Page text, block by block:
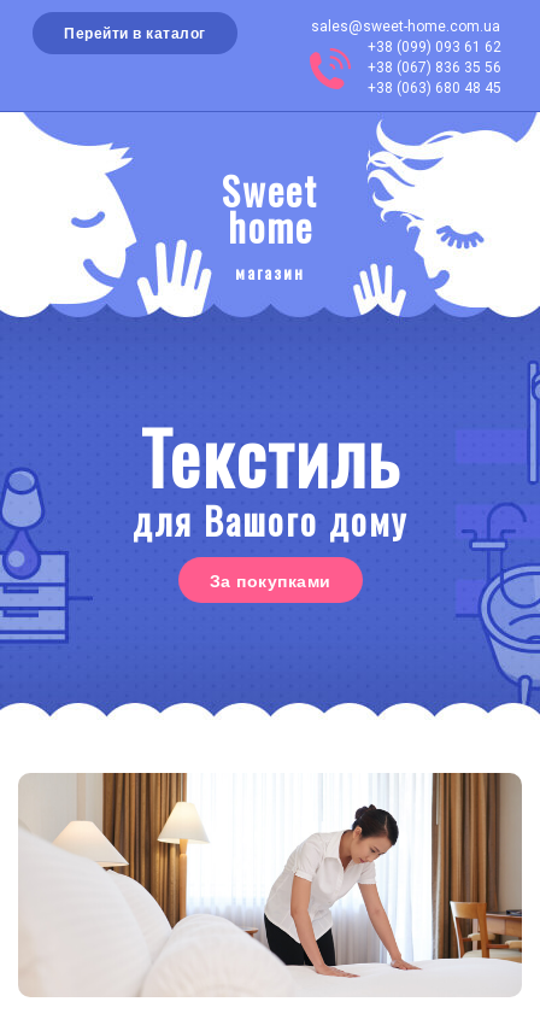
Перейти в каталог
sales@sweet-home.com.ua
+38 (099) 093 61 62
+38 (067) 836 35 56
+38 (063) 680 48 45
Sweet
home
магазин
Текстиль
для Вашого дому
За покупками